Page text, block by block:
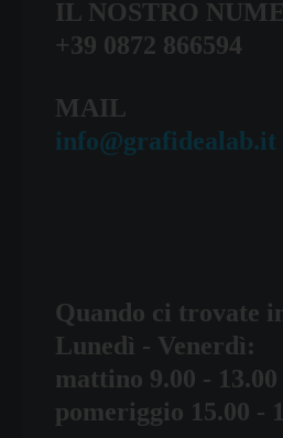
IL NOSTRO
+39 0872 866594
MAIL
info@grafidealab.it
Quando ci trovate
Lunedì - Venerdì:
mattino 9.00 - 13.00
pomeriggio 15.00 -